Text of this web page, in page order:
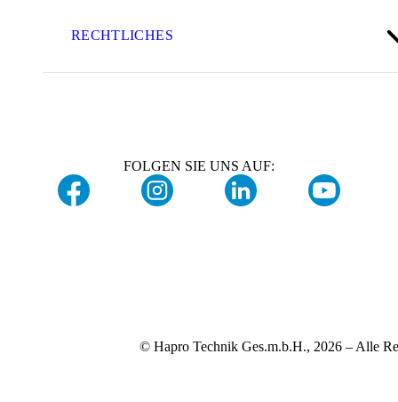
RECHTLICHES
FOLGEN SIE UNS AUF:
© Hapro Technik Ges.m.b.H., 2026 – Alle